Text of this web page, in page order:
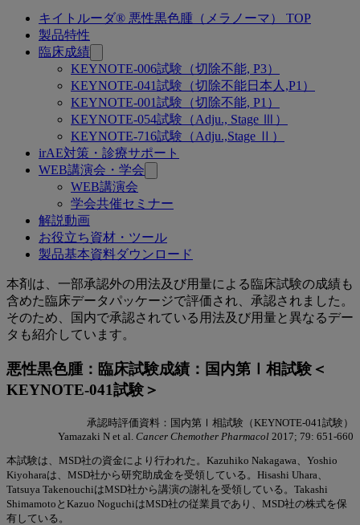
キイトルーダ® 悪性黒色腫（メラノーマ） TOP
製品特性
臨床成績
KEYNOTE-006試験（切除不能, P3）
KEYNOTE-041試験（切除不能日本人,P1）
KEYNOTE-001試験（切除不能, P1）
KEYNOTE-054試験（Adju., Stage Ⅲ）
KEYNOTE-716試験（Adju.,Stage Ⅱ）
irAE対策・診療サポート
WEB講演会・学会
WEB講演会
学会共催セミナー
解説動画
お役立ち資材・ツール
製品基本資料ダウンロード
KEYNOTE-
041
試
験
（切
能
日
本
本剤は、一部承認外の用法及び用量による臨床試験の成績も
含めた臨床データパッケージで評価され、承認されました。
そのため、国内で承認されている用法及び用量と異なるデー
タも紹介しています。
悪性黒色腫：臨床試験成績：国内第Ⅰ相試験＜
KEYNOTE-041試験＞
承認時評価資料：国内第Ⅰ相試験（KEYNOTE-041試験）
Yamazaki N et al. Cancer Chemother Pharmacol 2017; 79: 651-660
本試験は、MSD社の資金により行われた。Kazuhiko Nakagawa、Yoshio
Kiyoharaは、MSD社から研究助成金を受領している。Hisashi Uhara、
Tatsuya TakenouchiはMSD社から講演の謝礼を受領している。Takashi
ShimamotoとKazuo NoguchiはMSD社の従業員であり、MSD社の株式を保
有している。